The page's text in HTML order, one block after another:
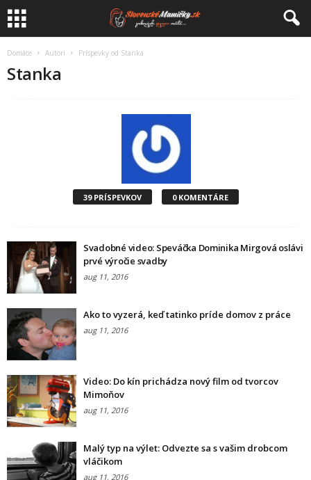
Domáce Autori Príspevky od Stanka
Stanka
39 PRÍSPEVKOV 0 KOMENTÁRE
Svadobné video: Speváčka Dominika Mirgová oslávi
prvé výročie svadby
aug 11, 2016
Ako to vyzerá, keď tatinko príde domov z práce
aug 11, 2016
Video: Do kín prichádza nový film od tvorcov
Mimoňov
aug 11, 2016
Malý typ na výlet: Odvezte sa s vašim drobcom
vláčikom
aug 11, 2016